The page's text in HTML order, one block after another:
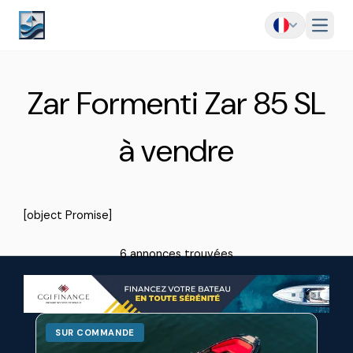
Menu
Zar Formenti Zar 85 SL
à vendre
[object Promise]
6 annonces trouvées
SUR COMMANDE